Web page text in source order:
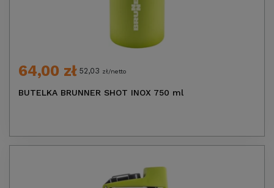
64,00 zł 52,03 zł/netto
BUTELKA BRUNNER SHOT INOX 750 ml